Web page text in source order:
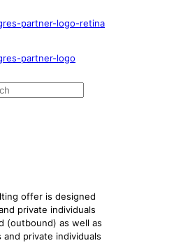
offer is designed
private individuals
(outbound) as well as
and private individuals